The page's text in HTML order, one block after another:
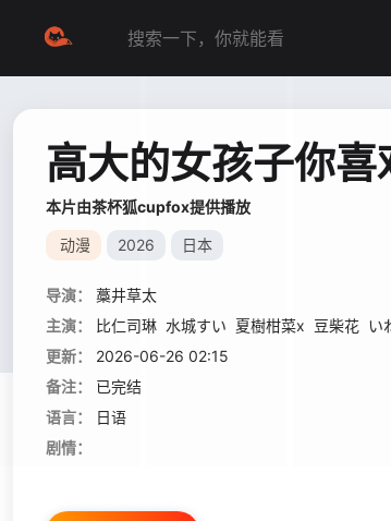
高大的女孩子你喜
本片由茶杯狐cupfox提供播放
动漫 2026 日本
导演：
藁井草太
主演：
比仁司琳 水城すい 夏樹柑菜x 豆柴花 い
更新：
2026-06-26 02:15
备注：
已完结
语言：
日语
剧情：